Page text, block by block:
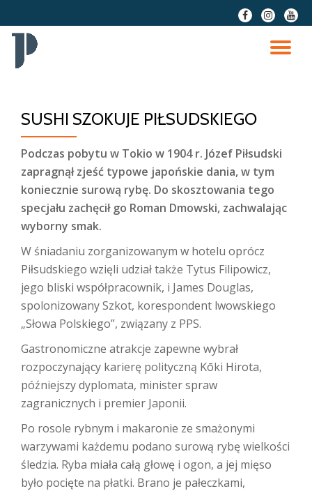
Przeskocz
fa-
facebook
fa-
instagram
fa-
SUSHI SZOKUJE PIŁSUDSKIEGO
Podczas pobytu w Tokio w 1904 r. Józef Piłsudski
zapragnął zjeść typowe japońskie dania, w tym
koniecznie surową rybę. Do skosztowania tego
specjału zachęcił go Roman Dmowski, zachwalając
wyborny smak.
W śniadaniu zorganizowanym w hotelu oprócz
Piłsudskiego wzięli udział także Tytus Filipowicz,
jego bliski współpracownik, i James Douglas,
spolonizowany Szkot, korespondent lwowskiego
„Słowa Polskiego”, związany z PPS.
Gastronomiczne atrakcje zapewne wybrał
rozpoczynający karierę polityczną Kōki Hirota,
późniejszy dyplomata, minister spraw
zagranicznych i premier Japonii.
Po rosole rybnym i makaronie ze smażonymi
warzywami każdemu podano surową rybę wielkości
śledzia. Ryba miała całą głowę i ogon, a jej mięso
było pocięte na płatki. Brano je pałeczkami,